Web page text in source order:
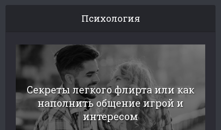
Психология
Секреты легкого флирта или как
наполнить общение игрой и
интересом